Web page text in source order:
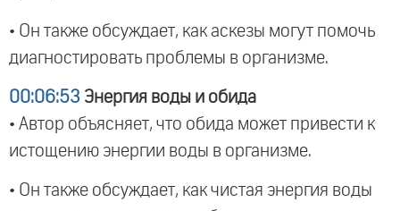
• Он также обсуждает, как аскезы могут помочь
диагностировать проблемы в организме.
00:06:53 Энергия воды и обида
• Автор объясняет, что обида может привести к
истощению энергии воды в организме.
• Он также обсуждает, как чистая энергия воды